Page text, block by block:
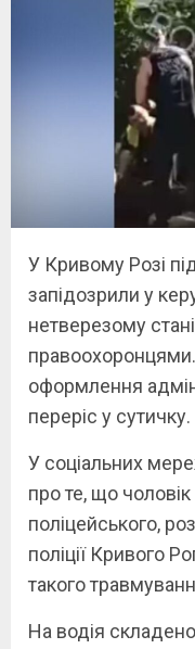
У Кривому Розі
запідозрили у
нетверезому
оформлення
переріс у сутичку.
У соціальних
про те, що
поліцейського,
поліції Кривого
такого
На водія